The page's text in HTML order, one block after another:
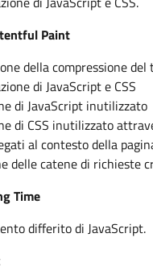
Paint
della compressione del
di JavaScript e CSS
di JavaScript inutilizzato
di CSS inutilizzato
al contesto della
delle catene di richieste
Time
differito di JavaScript.